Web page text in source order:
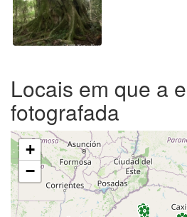
Locais em que a
fotografada
+
−